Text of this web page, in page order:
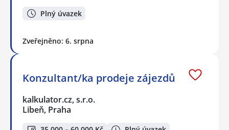
Plný úvazek
Zveřejněno: 6. srpna
Konzultant/ka prodeje zájezdů
kalkulator.cz, s.r.o.
Libeň, Praha